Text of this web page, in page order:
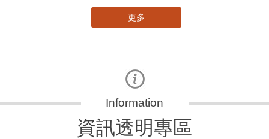
更多
資訊透明專區